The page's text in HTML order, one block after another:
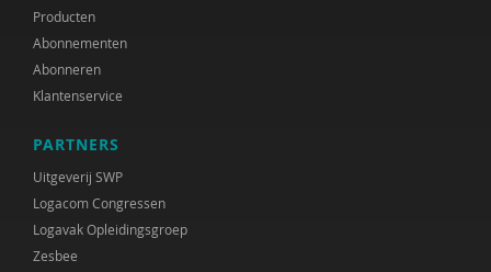
Producten
Abonnementen
Abonneren
Klantenservice
PARTNERS
Uitgeverij SWP
Logacom Congressen
Logavak Opleidingsgroep
Zesbee